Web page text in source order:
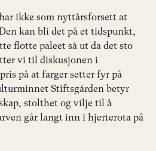
ikke som nyttårsforsett at
kan bli det på et tidspunkt,
flotte paleet så ut da det sto
vi til diskusjonen i
på at farger setter fyr på
Stiftsgården betyr
stolthet og vilje til å
går langt inn i hjerterota på